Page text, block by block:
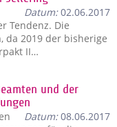
Datum:02.06.2017
Tendenz. Die
da 2019 der bisherige
II…
und der
Datum:08.06.2017